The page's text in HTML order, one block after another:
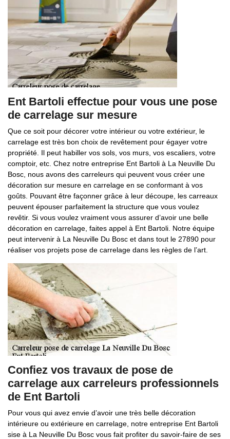
Ent Bartoli effectue pour vous une pose
de carrelage sur mesure
Que ce soit pour décorer votre intérieur ou votre extérieur, le
carrelage est très bon choix de revêtement pour égayer votre
propriété. Il peut habiller vos sols, vos murs, vos escaliers, votre
comptoir, etc. Chez notre entreprise Ent Bartoli à La Neuville Du
Bosc, nous avons des carreleurs qui peuvent vous créer une
décoration sur mesure en carrelage en se conformant à vos
goûts. Pouvant être façonner grâce à leur découpe, les carreaux
peuvent épouser parfaitement la structure que vous voulez
revêtir. Si vous voulez vraiment vous assurer d’avoir une belle
décoration en carrelage, faites appel à Ent Bartoli. Notre équipe
peut intervenir à La Neuville Du Bosc et dans tout le 27890 pour
réaliser vos projets pose de carrelage dans les règles de l’art.
Confiez vos travaux de pose de
carrelage aux carreleurs professionnels
de Ent Bartoli
Pour vous qui avez envie d’avoir une très belle décoration
intérieure ou extérieure en carrelage, notre entreprise Ent Bartoli
sise à La Neuville Du Bosc vous fait profiter du savoir-faire de ses